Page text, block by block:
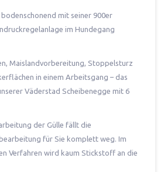
mit seiner 900er
im Hundegang
Maislandvorbereitung, Stoppelsturz
in einem Arbeitsgang – das
Väderstad Scheibenegge mit 6
der Gülle fällt die
für Sie komplett weg. Im
Verfahren wird kaum Stickstoff an die